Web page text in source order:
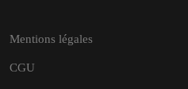
Mentions légales
CGU